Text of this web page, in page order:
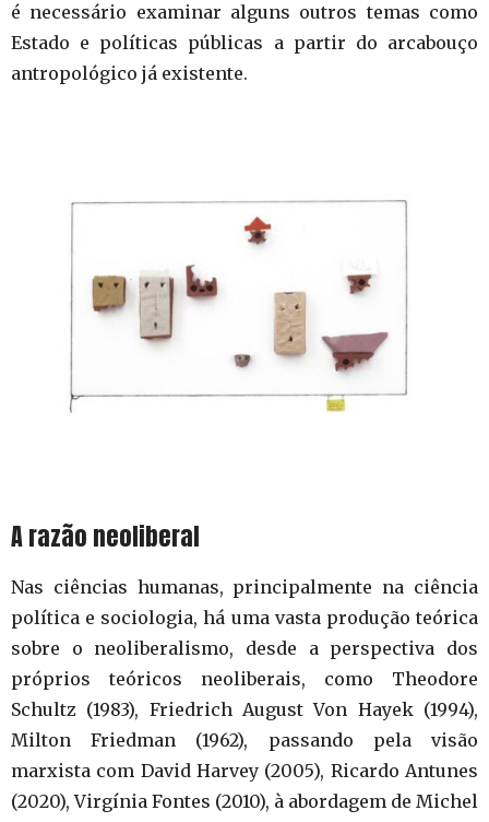
é necessário examinar alguns outros temas como
Estado e políticas públicas a partir do arcabouço
antropológico já existente.
A razão neoliberal
Nas ciências humanas, principalmente na ciência
política e sociologia, há uma vasta produção teórica
sobre o neoliberalismo, desde a perspectiva dos
próprios teóricos neoliberais, como Theodore
Schultz (1983), Friedrich August Von Hayek (1994),
Milton Friedman (1962), passando pela visão
marxista com David Harvey (2005), Ricardo Antunes
(2020), Virgínia Fontes (2010), à abordagem de Michel